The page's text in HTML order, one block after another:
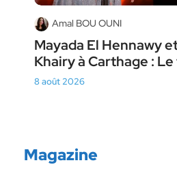
Amal BOU OUNI
Mayada El Hennawy
Khairy à Carthage :
8 août 2026
Magazine